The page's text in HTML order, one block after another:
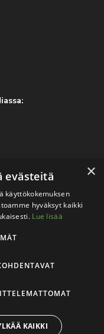
×
evästeitä
käyttökokemuksen
hyväksyt kaikki
Lue lisää
KAIKKI